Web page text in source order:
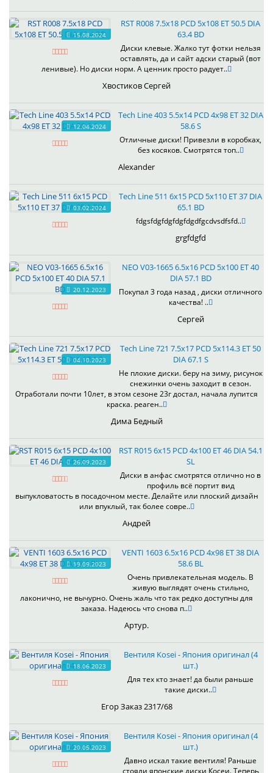
15.08.2024
RST R008 7.5x18 PCD 5x108 ET 50.5 DIA
63.4 BD
Диски клевые. Жалко тут фотки нельзя
оставлять, да и сайт адски старый (вот
ленивые). Но диски норм. А ценник просто радует..
Хвостиков Сергей
12.04.2024
Tech Line 403 5.5x14 PCD 4x98 ET 32 DIA
58.6 S
Отличные диски! Привезли в коробках,
без косяков. Смотрятся топ..
Alexander
03.02.2024
Tech Line 511 6x15 PCD 5x110 ET 37 DIA
65.1 BD
fdgsfdgfdgfdgfdgdfgcdvsdfsfd..
grgfdgfd
20.12.2023
NEO V03-1665 6.5x16 PCD 5x100 ET 40
DIA 57.1 BD
Покупал 3 года назад , диски отличного
качества! ..
Сергей
04.10.2023
Tech Line 721 7.5x17 PCD 5x114.3 ET 50
DIA 67.1 S
Не плохие диски. беру на зиму, рисунок
снежинки очень заходит в сезон.
Отработали почти 10лет, в этом сезоне 23г достал, начала лупится
краска. реаген..
Дима Бедный
26.09.2023
RST R015 6x15 PCD 4x100 ET 46 DIA 54.1
SL
Диски в анфас смотрятся отлично но в
профиль всё портит вид
выпукловатость в посадочном месте. Делайте или плоский дизайн
или впуклый, так более совре..
Андрей
19.09.2023
VENTI 1603 6.5x16 PCD 4x98 ET 38 DIA
58.6 BL
Очень привлекательная модель. В
живую выглядят очень стильно,
лаконично, не вычурно. Очень жаль что так редко доступны для
заказа. Надеюсь что снова п..
Артур.
18.06.2023
Вентиля Kosei - Япония оригинал (4
шт.)
Для тех кто знает! да были раньше
такие диски..
Егор Заказ 2317/68
20.05.2023
Вентиля Kosei - Япония оригинал (4
шт.)
Давно искал такие вентиля! Раньше
стояли японские диски Косеи. Теперь